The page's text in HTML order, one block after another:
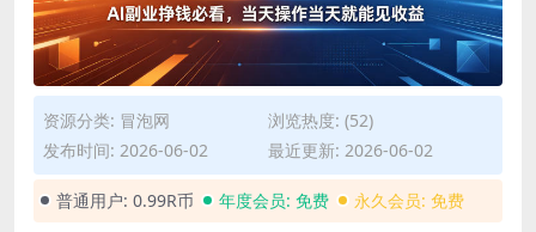
资源分类: 冒泡网
浏览热度: (52)
发布时间: 2026-06-02
最近更新: 2026-06-02
普通用户: 0.99R币 年度会员: 免费 永久会员: 免费